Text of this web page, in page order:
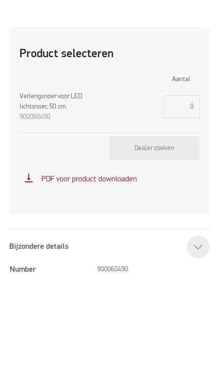
Product selecteren
Aantal
Verlengsnoer voor LED
lichtsnoer, 50 cm.
900060490
Dealer zoeken
vertical_align_bottom PDF voor product downloaden
Bijzondere details
Number 900060490